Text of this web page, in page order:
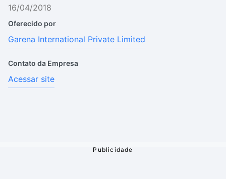
16/04/2018
Oferecido por
Garena International Private Limited
Contato da Empresa
Acessar site